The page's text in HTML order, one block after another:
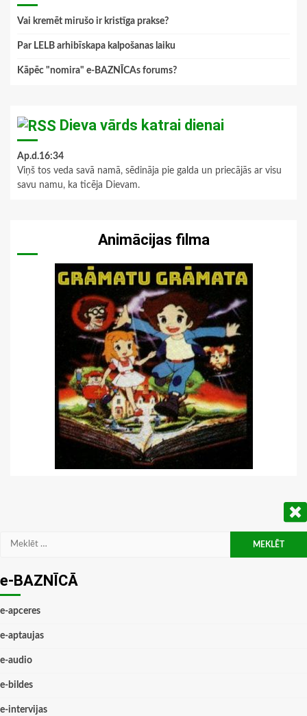
Vai kremēt mirušo ir kristīga prakse?
Par LELB arhibīskapa kalpošanas laiku
Kāpēc "nomira" e-BAZNĪCAs forums?
Dieva vārds katrai dienai
Ap.d.16:34
Viņš tos veda savā namā, sēdināja pie galda un priecājās ar visu
savu namu, ka ticēja Dievam.
Animācijas filma
Meklēt:
e-BAZNĪCĀ
e-apceres
e-aptaujas
e-audio
e-bildes
e-intervijas